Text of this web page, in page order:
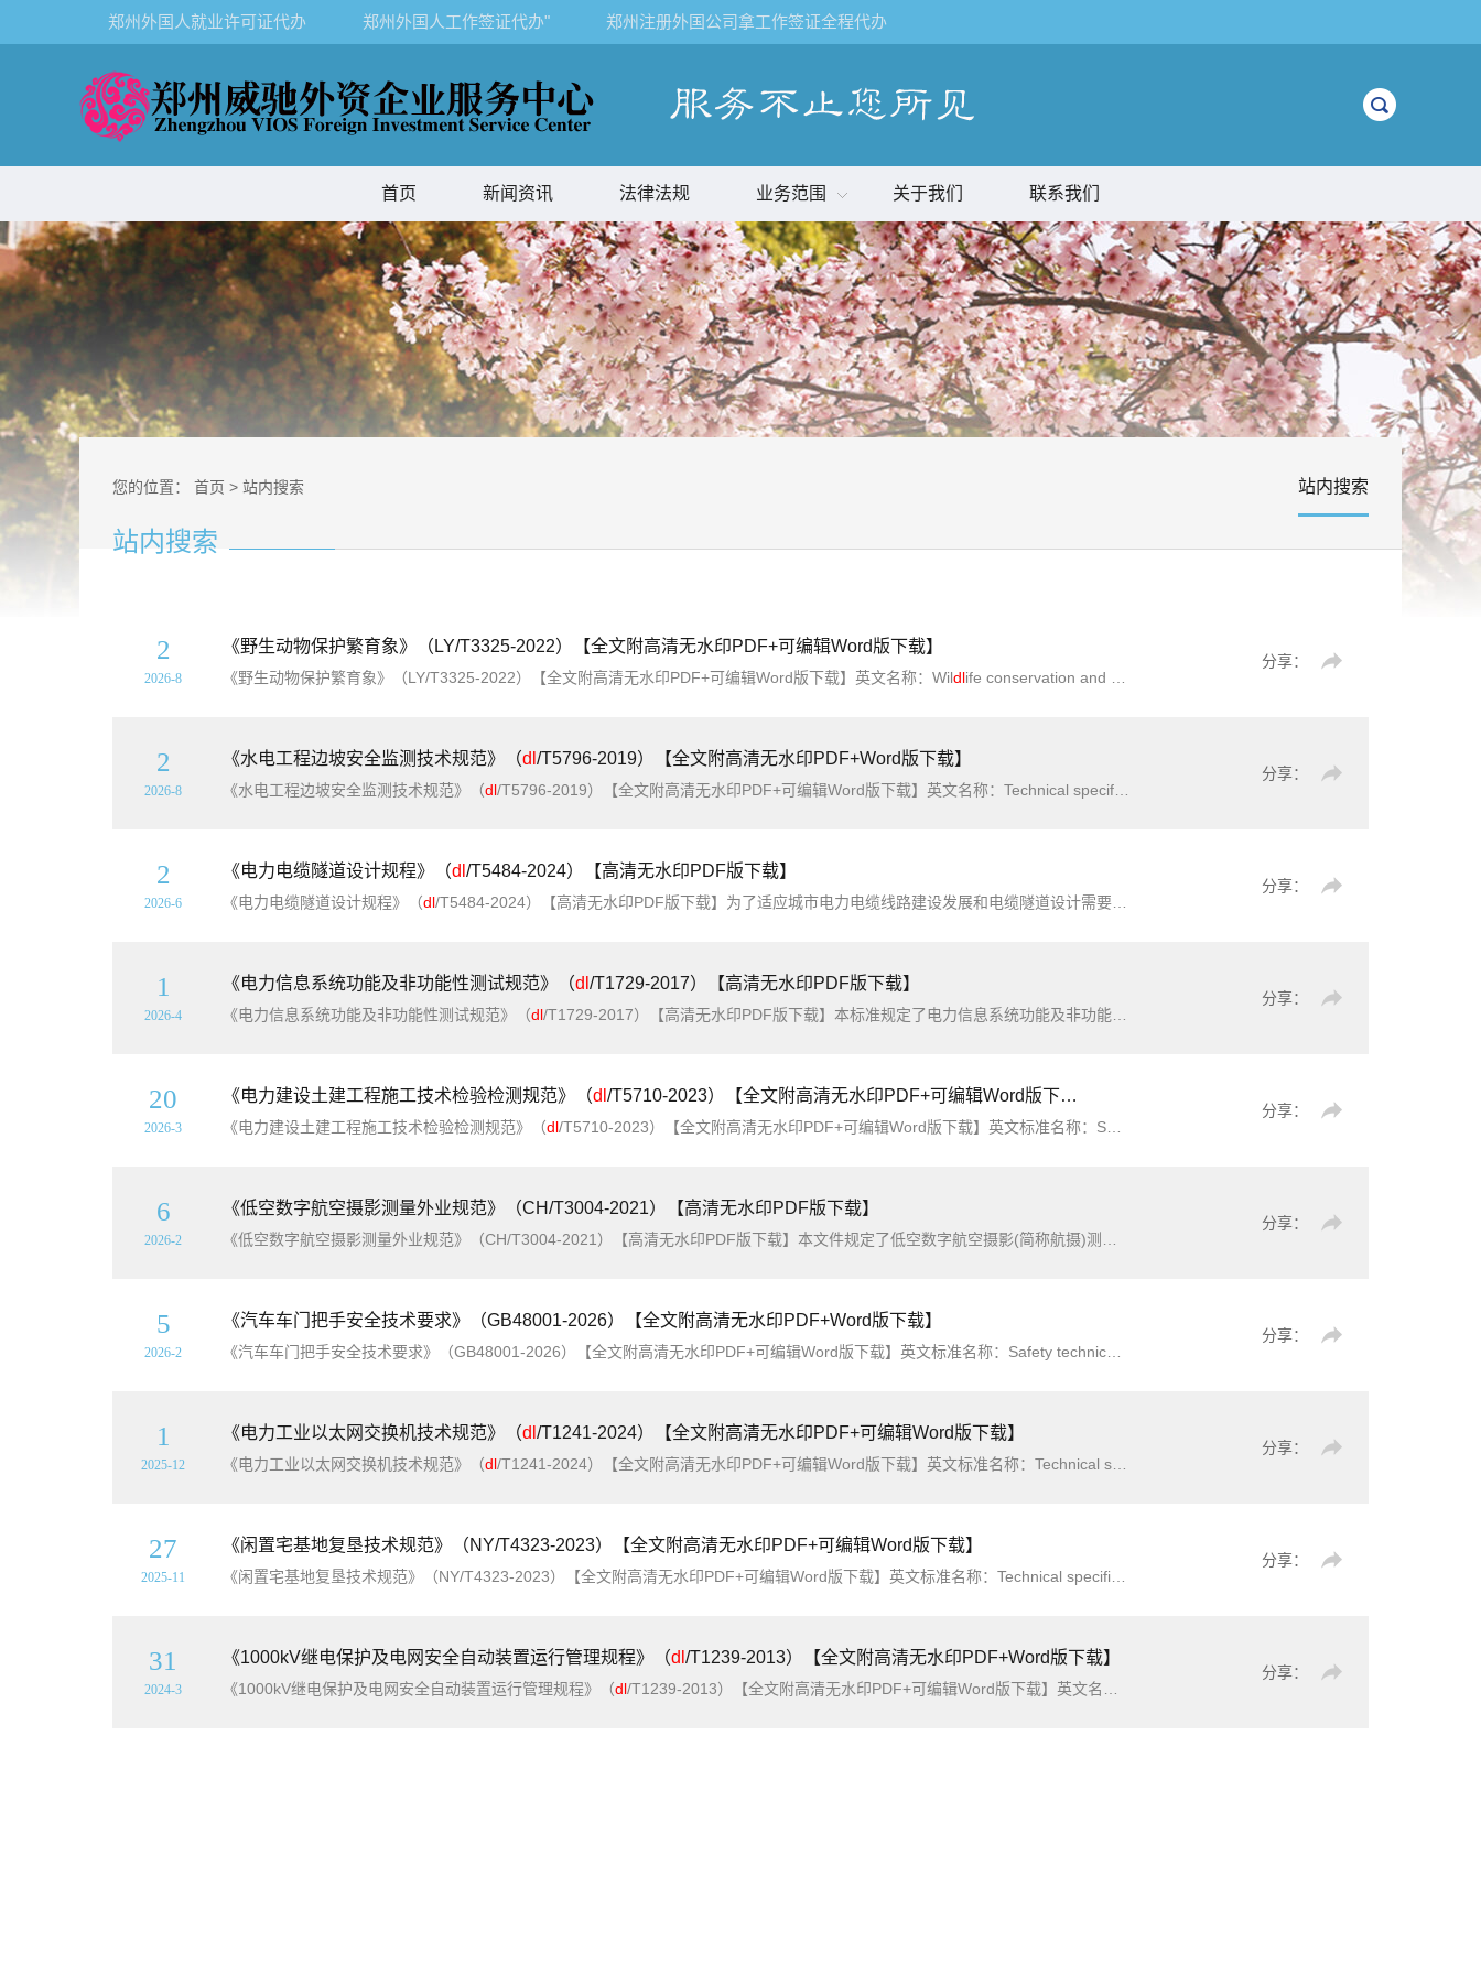
郑州外国人就业许可证代办 郑州外国人工作签证代办" 郑州注册外国公司拿工作签证全程代办
首页 新闻资讯 法律法规 业务范围 关于我们 联系我们
您的位置： 首页 > 站内搜索 站内搜索
站内搜索
2
2026-8
《野生动物保护繁育象》（LY/T3325-2022）【全文附高清无水印PDF+可编辑Word版下载】
《野生动物保护繁育象》（LY/T3325-2022）【全文附高清无水印PDF+可编辑Word版下载】英文名称：Wildlife conservation and breeding-Elephant标准简介：本文件规定了非洲草原象(Loxodonta africana)、非洲森林象(Loxodonta cyclotis)
分享：
2
2026-8
《水电工程边坡安全监测技术规范》（dl /T5796-2019）【全文附高清无水印PDF+Word版下载】
《水电工程边坡安全监测技术规范》（dl/T5796-2019）【全文附高清无水印PDF+可编辑Word版下载】英文名称：Technical specification for hydropower slope safety monitoring标准简介：为规范水电工程边坡安全监测设计、监测设施施工、观测、监测资料整编与
分享：
2
2026-6
《电力电缆隧道设计规程》（dl /T5484-2024）【高清无水印PDF版下载】
《电力电缆隧道设计规程》（dl/T5484-2024）【高清无水印PDF版下载】为了适应城市电力电缆线路建设发展和电缆隧道设计需要，使电缆隧道设计符合安全可靠、先进适用、经济合理、资源节约、环境友好的要求，制定本标准。本标准适用于新建、改建及扩建电力电缆隧道的本体设计。电缆隧道设计应从实际出发，结合地区特点，积极采用新
分享：
1
2026-4
《电力信息系统功能及非功能性测试规范》（dl /T1729-2017）【高清无水印PDF版下载】
《电力信息系统功能及非功能性测试规范》（dl/T1729-2017）【高清无水印PDF版下载】本标准规定了电力信息系统功能及非功能性的基本测试方法、过程和准则。本标准适用于电力企业经营管理类信息系统的功能及非功能性测试。本标准适用于电力信息系统的开发机构、测试机构及相关人员。本标准不涉及信息系统安全性测试要求，安全性测
分享：
20
2026-3
《电力建设土建工程施工技术检验检测规范》（dl /T5710-2023）【全文附高清无水印PDF+可编辑Word版下载】
《电力建设土建工程施工技术检验检测规范》（dl/T5710-2023）【全文附高清无水印PDF+可编辑Word版下载】英文标准名称：Specification of technical inspection and testing technology for electric power civil engineer
分享：
6
2026-2
《低空数字航空摄影测量外业规范》（CH/T3004-2021）【高清无水印PDF版下载】
分享：
5
2026-2
《汽车车门把手安全技术要求》（GB48001-2026）【全文附高清无水印PDF+Word版下载】
分享：
1
2025-12
《电力工业以太网交换机技术规范》（dl /T1241-2024）【全文附高清无水印PDF+可编辑Word版下载】
《电力工业以太网交换机技术规范》（dl/T1241-2024）【全文附高清无水印PDF+可编辑Word版下载】英文标准名称：Technical specifications for electric power industrial ethernet switch简介：本文件规定了电力工业以太网交换机的供电和环境要求、
分享：
27
2025-11
《闲置宅基地复垦技术规范》（NY/T4323-2023）【全文附高清无水印PDF+可编辑Word版下载】
分享：
31
2024-3
《1000kV继电保护及电网安全自动装置运行管理规程》（dl /T1239-2013）【全文附高清无水印PDF+Word版下载】
《1000kV继电保护及电网安全自动装置运行管理规程》（dl/T1239-2013）【全文附高清无水印PDF+可编辑Word版下载】英文名称：Guide for AC 1000kV protection and automation device operating management简介：本规程就电力系统交流100
分享：